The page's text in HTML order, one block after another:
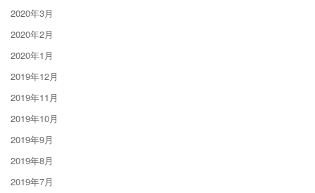
2020年3月
2020年2月
2020年1月
2019年12月
2019年11月
2019年10月
2019年9月
2019年8月
2019年7月